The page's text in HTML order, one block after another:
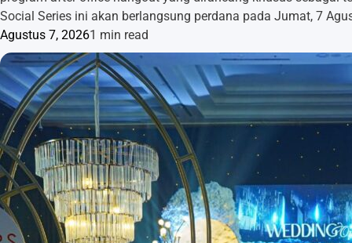
Social Series ini akan berlangsung perdana pada Jumat, 7
Agustus 7, 20261 min read